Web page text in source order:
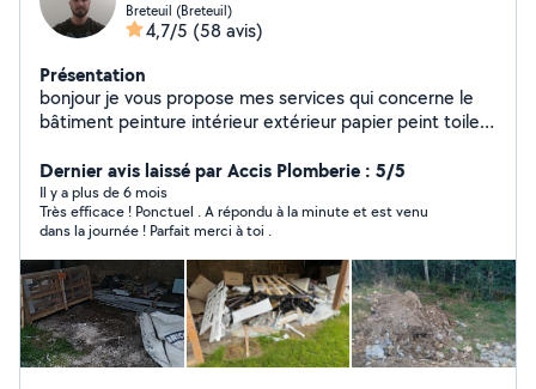
Breteuil (Breteuil)
4,7/5 (58 avis)
Présentation
bonjour je vous propose mes services qui concerne le
bâtiment peinture intérieur extérieur papier peint toile
mes services aussi pour jardinage ou déménagement
évacuer des déchets
Dernier avis laissé par Accis Plomberie : 5/5
Il y a plus de 6 mois
Très efficace ! Ponctuel . A répondu à la minute et est venu
dans la journée ! Parfait merci à toi .